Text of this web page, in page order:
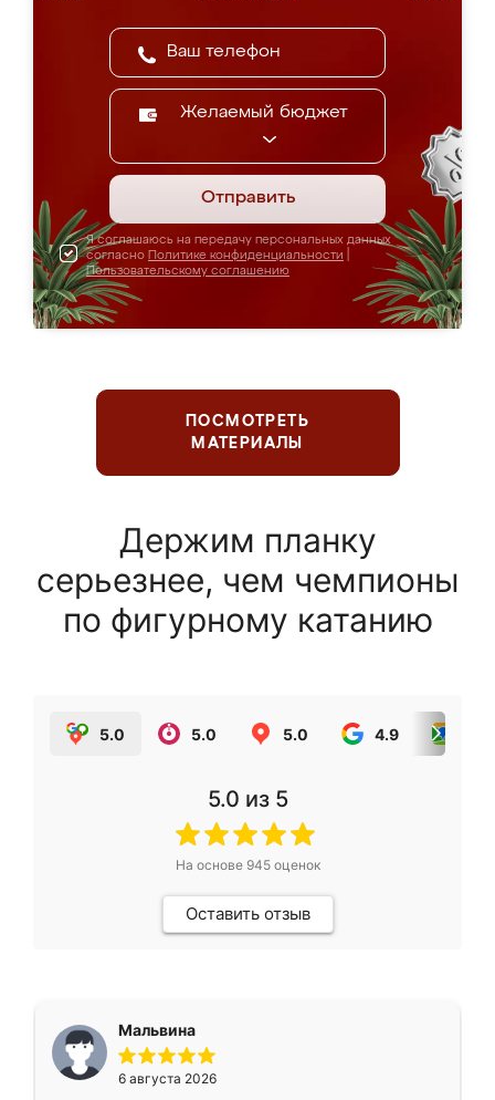
Желаемый бюджет
Отправить
Я соглашаюсь на передачу персональных данных
согласно Политике конфиденциальности
Пользовательскому соглашению
ПОСМОТРЕТЬ
МАТЕРИАЛЫ
Держим планку
серьезнее, чем чемпионы
по фигурному катанию
5.0 5.0 5.0 4.9
5.0 из 5
На основе 945оценок
Оставить отзыв
Мальвина
6 августа 2026